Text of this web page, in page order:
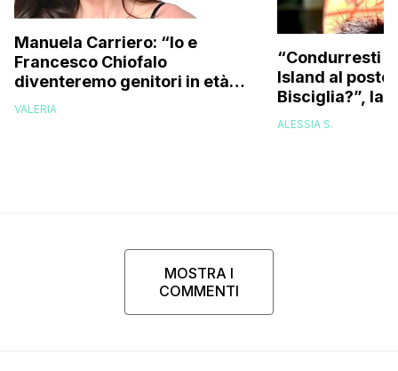
Manuela Carriero: “Io e
Francesco Chiofalo
diventeremo genitori in età
avanzata, ecco entro quando
VALERIA
“Condurresti
Island al posto
Bisciglia?”, la
Karina
ALESSIA S.
MOSTRA I
COMMENTI